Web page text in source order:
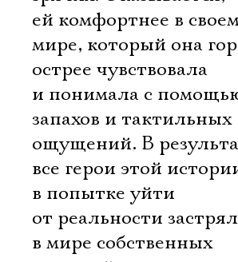
ей комфортнее в
мире, который она
острее чувствовала
и понимала с
запахов и тактильных
ощущений. В
все герои этой
в попытке уйти
от реальности
в мире собственных